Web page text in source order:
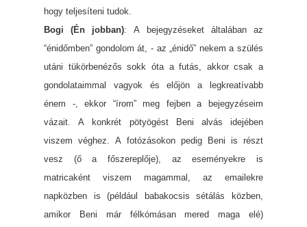
hogy teljesíteni tudok.
Bogi (Én jobban): A bejegyzéseket általában az
“énidőmben” gondolom át, - az „énidő” nekem a szülés
utáni tükörbenézős sokk óta a futás, akkor csak a
gondolataimmal vagyok és előjön a legkreatívabb
énem -, ekkor “írom” meg fejben a bejegyzéseim
vázait. A konkrét pötyögést Beni alvás idejében
viszem véghez. A fotózásokon pedig Beni is részt
vesz (ő a főszereplője), az eseményekre is
matricaként viszem magammal, az emailekre
napközben is (például babakocsis sétálás közben,
amikor Beni már félkómásan mered maga elé)